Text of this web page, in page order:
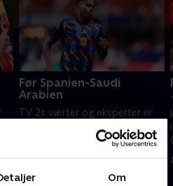
Om
Før Spanien-Saudi
Arabien
TV 2s værter og eksperter er
interviews fra VM i Mexico,